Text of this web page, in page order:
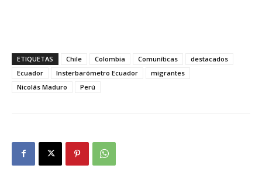
ETIQUETAS Chile Colombia Comuníticas
destacados
Ecuador
Insterbarómetro Ecuador
migrantes
Nicolás Maduro
Perú